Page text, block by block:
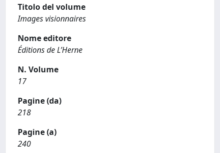
Titolo del volume
Images visionnaires
Nome editore
Éditions de L’Herne
N. Volume
17
Pagine (da)
218
Pagine (a)
240